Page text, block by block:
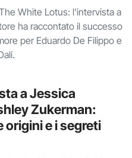
White Lotus: l'intervista a
ha raccontato il successo
per Eduardo De Filippo e
a Jessica
Zukerman:
origini e i segreti